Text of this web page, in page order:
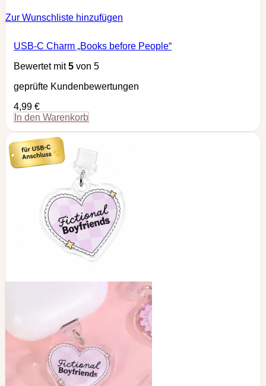
Zur Wunschliste hinzufügen
USB-C Charm „Books before People“
Bewertet mit5 von 5
geprüfte Kundenbewertungen
4,99 €
In den Warenkorb